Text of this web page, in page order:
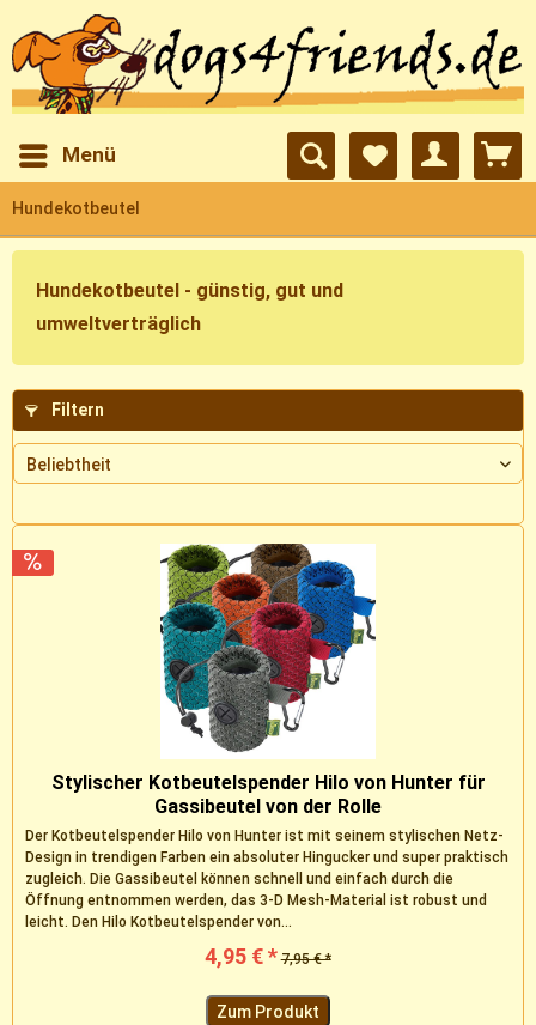
Menü
Hundekotbeutel
Hundekotbeutel - günstig, gut und
umweltverträglich
Filtern
Stylischer Kotbeutelspender Hilo von Hunter für
Gassibeutel von der Rolle
Der Kotbeutelspender Hilo von Hunter ist mit seinem stylischen Netz-
Design in trendigen Farben ein absoluter Hingucker und super praktisch
zugleich. Die Gassibeutel können schnell und einfach durch die
Öffnung entnommen werden, das 3-D Mesh-Material ist robust und
leicht. Den Hilo Kotbeutelspender von...
4,95 € * 7,95 € *
Zum Produkt